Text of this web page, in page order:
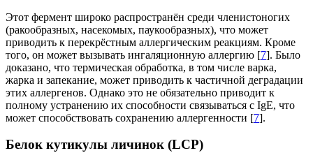
Этот фермент широко распространён среди членистоногих
(ракообразных, насекомых, паукообразных), что может
приводить к перекрёстным аллергическим реакциям. Кроме
того, он может вызывать ингаляционную аллергию [7]. Было
доказано, что термическая обработка, в том числе варка,
жарка и запекание, может приводить к частичной деградации
этих аллергенов. Однако это не обязательно приводит к
полному устранению их способности связываться с IgE, что
может способствовать сохранению аллергенности [7].
Белок кутикулы личинок (LCP)